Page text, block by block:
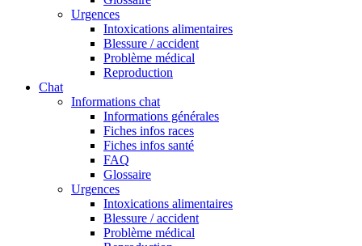
Urgences
Intoxications alimentaires
Blessure / accident
Problème médical
Reproduction
Chat
Informations chat
Informations générales
Fiches infos races
Fiches infos santé
FAQ
Glossaire
Urgences
Intoxications alimentaires
Blessure / accident
Problème médical